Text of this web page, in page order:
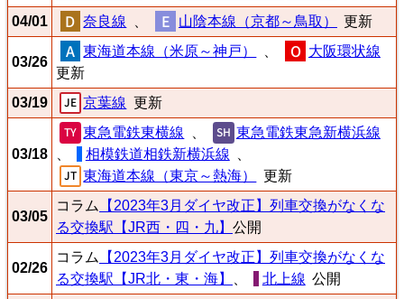
04/01
奈良線 山陰本線（京都～鳥取） 更新
03/26
東海道本線（米原～神戸）
大阪環状線
更新
03/19
京葉線 更新
03/18
東急電鉄東横線
東急電鉄東急新横浜線
相模鉄道相鉄新横浜線
東海道本線（東京～熱海）
更新
03/05
コラム
【2023年3月ダイヤ改正】列車交換がなくな
る交換駅【JR西・四・九】 公開
02/26
コラム
【2023年3月ダイヤ改正】列車交換がなくな
る交換駅【JR北・東・海】
北上線 公開